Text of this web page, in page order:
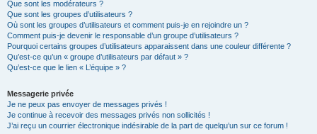
Que sont les modérateurs ?
Que sont les groupes d’utilisateurs ?
Où sont les groupes d’utilisateurs et comment puis-je en rejoindre un ?
Comment puis-je devenir le responsable d’un groupe d’utilisateurs ?
Pourquoi certains groupes d’utilisateurs apparaissent dans une couleur différente ?
Qu’est-ce qu’un « groupe d’utilisateurs par défaut » ?
Qu’est-ce que le lien « L’équipe » ?
Messagerie privée
Je ne peux pas envoyer de messages privés !
Je continue à recevoir des messages privés non sollicités !
J’ai reçu un courrier électronique indésirable de la part de quelqu’un sur ce forum !